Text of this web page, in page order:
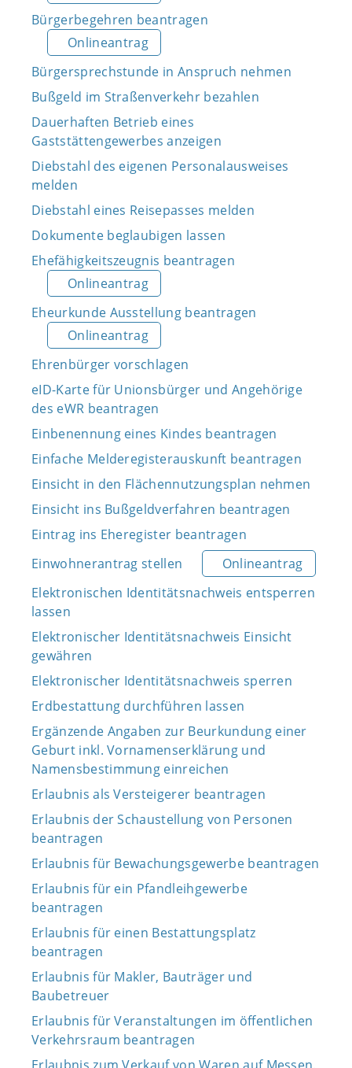
Bürgerbegehren beantragen
Onlineantrag
Bürgersprechstunde in Anspruch nehmen
Bußgeld im Straßenverkehr bezahlen
Dauerhaften Betrieb eines
Gaststättengewerbes anzeigen
Diebstahl des eigenen Personalausweises
melden
Diebstahl eines Reisepasses melden
Dokumente beglaubigen lassen
Ehefähigkeitszeugnis beantragen
Onlineantrag
Eheurkunde Ausstellung beantragen
Onlineantrag
Ehrenbürger vorschlagen
eID-Karte für Unionsbürger und Angehörige
des eWR beantragen
Einbenennung eines Kindes beantragen
Einfache Melderegisterauskunft beantragen
Einsicht in den Flächennutzungsplan nehmen
Einsicht ins Bußgeldverfahren beantragen
Eintrag ins Eheregister beantragen
Einwohnerantrag stellen
Onlineantrag
Elektronischen Identitätsnachweis entsperren
lassen
Elektronischer Identitätsnachweis Einsicht
gewähren
Elektronischer Identitätsnachweis sperren
Erdbestattung durchführen lassen
Ergänzende Angaben zur Beurkundung einer
Geburt inkl. Vornamenserklärung und
Namensbestimmung einreichen
Erlaubnis als Versteigerer beantragen
Erlaubnis der Schaustellung von Personen
beantragen
Erlaubnis für Bewachungsgewerbe beantragen
Erlaubnis für ein Pfandleihgewerbe
beantragen
Erlaubnis für einen Bestattungsplatz
beantragen
Erlaubnis für Makler, Bauträger und
Baubetreuer
Erlaubnis für Veranstaltungen im öffentlichen
Verkehrsraum beantragen